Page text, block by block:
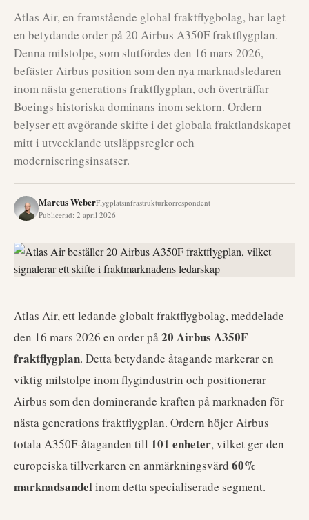
Atlas Air, en framstående global fraktflygbolag, har lagt
en betydande order på 20 Airbus A350F fraktflygplan.
Denna milstolpe, som slutfördes den 16 mars 2026,
befäster Airbus position som den nya marknadsledaren
inom nästa generations fraktflygplan, och överträffar
Boeings historiska dominans inom sektorn. Ordern
belyser ett avgörande skifte i det globala fraktlandskapet
mitt i utvecklande utsläppsregler och
moderniseringsinsatser.
Marcus WeberFlygplatsinfrastrukturkorrespondent
Publicerad: 2 april 2026
Atlas Air, ett ledande globalt fraktflygbolag, meddelade
den 16 mars 2026 en order på20 Airbus A350F
fraktflygplan. Detta betydande åtagande markerar en
viktig milstolpe inom flygindustrin och positionerar
Airbus som den dominerande kraften på marknaden för
nästa generations fraktflygplan. Ordern höjer Airbus
totala A350F-åtaganden till 101 enheter, vilket ger den
europeiska tillverkaren en anmärkningsvärd 60%
marknadsandelinom detta specialiserade segment.